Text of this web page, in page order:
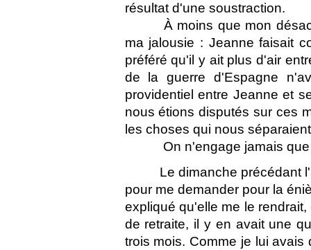
résultat d'une soustraction.
À moins que mon
ma jalousie : Jeanne faisait
préféré qu'il y ait plus d'air
de la guerre d'Espagne
providentiel entre Jeanne et
nous étions disputés sur ces
les choses qui nous
On n'engage jamais
Le dimanche précédant
pour me demander pour la
expliqué qu'elle me le
de retraite, il y en avait une
trois mois. Comme je lui